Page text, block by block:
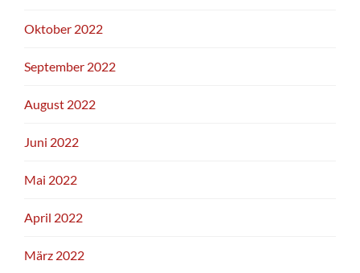
Oktober 2022
September 2022
August 2022
Juni 2022
Mai 2022
April 2022
März 2022